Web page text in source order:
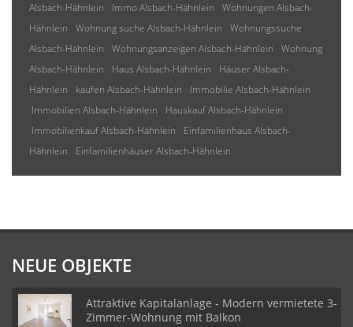
Alsbach-Hähnlein
Immo Alsbach-Hähnlein
Wohnungen Alsbach-
Hähnlein
Wohnung suche Alsbach-Hähnlein
Wohnungssuche
Alsbach-Hähnlein
Wohnungsanzeigen Alsbach-Hähnlein
Wohnung
Alsbach-Hähnlein
Haus Alsbach-Hähnlein
Häuser Alsbach-
Hähnlein
kaufen Alsbach-Hähnlein
Immobilie Alsbach-Hähnlein
Immobilien Alsbach-Hähnlein
Hauskauf Alsbach-Hähnlein
Immobilienkauf Alsbach-Hähnlein
Einfamilienhaus Alsbach-
Hähnlein
Einfamilienhäuser Alsbach-Hähnlein
NEUE OBJEKTE
Attraktive Kapitalanlage - Modern vermietete 3-
Zimmer-Wohnung mit Balkon